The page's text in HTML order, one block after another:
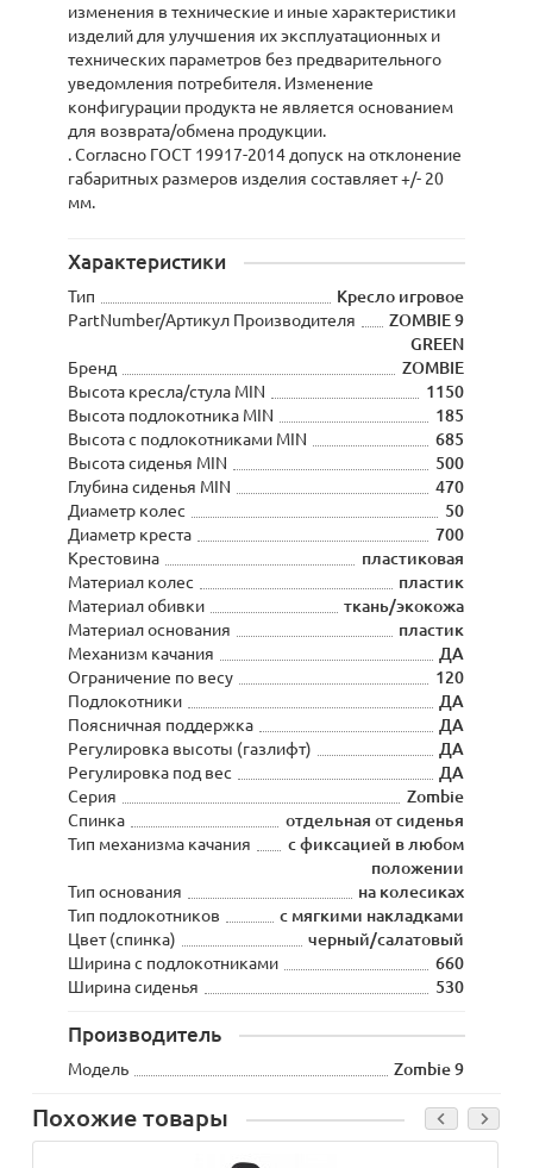
изменения в технические и иные характеристики
изделий для улучшения их эксплуатационных и
технических параметров без предварительного
уведомления потребителя. Изменение
конфигурации продукта не является основанием
для возврата/обмена продукции.
. Согласно ГОСТ 19917-2014 допуск на отклонение
габаритных размеров изделия составляет +/- 20
мм.
Характеристики
Тип
Кресло игровое
PartNumber/Артикул Производителя
ZOMBIE 9
GREEN
Бренд
ZOMBIE
Высота кресла/стула MIN
1150
Высота подлокотника MIN
185
Высота с подлокотниками MIN
685
Высота сиденья MIN
500
Глубина сиденья MIN
470
Диаметр колес
50
Диаметр креста
700
Крестовина
пластиковая
Материал колес
пластик
Материал обивки
ткань/экокожа
Материал основания
пластик
Механизм качания
ДА
Ограничение по весу
120
Подлокотники
ДА
Поясничная поддержка
ДА
Регулировка высоты (газлифт)
ДА
Регулировка под вес
ДА
Серия
Zombie
Спинка
отдельная от сиденья
Тип механизма качания
с фиксацией в любом
положении
Тип основания
на колесиках
Тип подлокотников
с мягкими накладками
Цвет (спинка)
черный/салатовый
Ширина с подлокотниками
660
Ширина сиденья
530
Производитель
Модель Zombie 9
Похожие товары